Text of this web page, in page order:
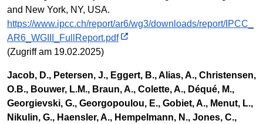
and New York, NY, USA.
https://www.ipcc.ch/report/ar6/wg3/downloads/report/IPCC_
AR6_WGIII_FullReport.pdf
(Zugriff am 19.02.2025)
Jacob, D., Petersen, J., Eggert, B., Alias, A., Christensen,
O.B., Bouwer, L.M., Braun, A., Colette, A., Déqué, M.,
Georgievski, G., Georgopoulou, E., Gobiet, A., Menut, L.,
Nikulin, G., Haensler, A., Hempelmann, N., Jones, C.,